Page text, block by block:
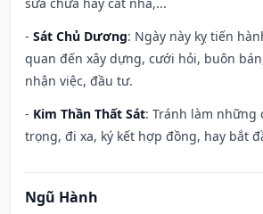
- Sát Chủ Dương: Ngày này kỵ tiến
quan đến xây dựng, cưới hỏi, buôn
nhận việc, đầu tư.
- Kim Thần Thất Sát: Tránh làm những
trọng, đi xa, ký kết hợp đồng, hay bắt
Ngũ Hành